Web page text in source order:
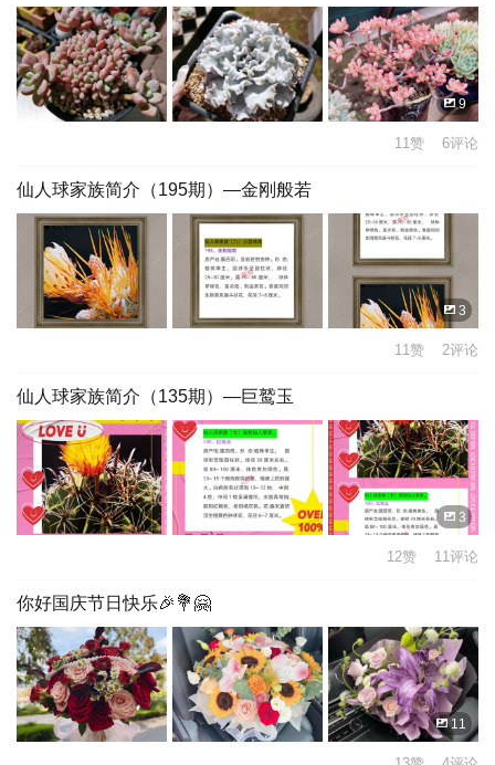
9
11赞 6评论
仙人球家族简介（195期）—金刚般若
3
11赞 2评论
仙人球家族简介（135期）—巨鹫玉
3
12赞 11评论
你好国庆节日快乐🎉💐🤗
11